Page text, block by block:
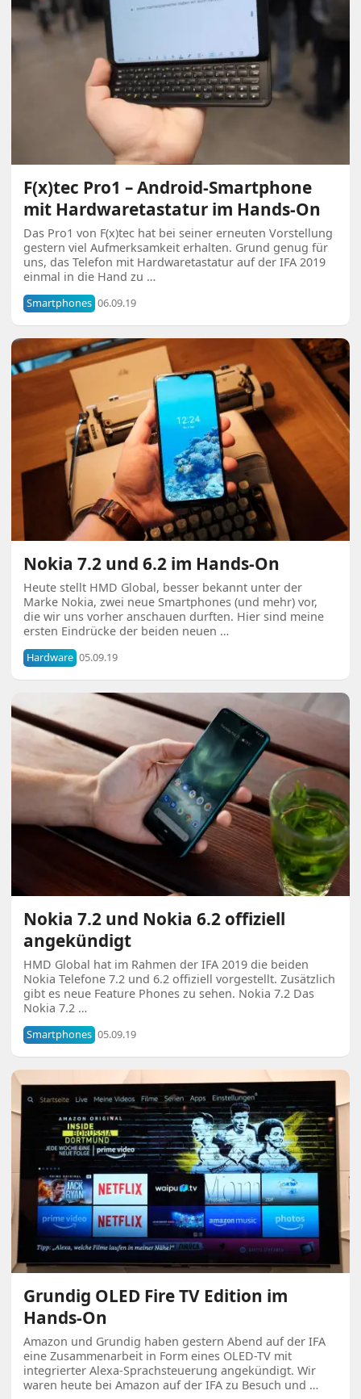
F(x)tec Pro1 – Android-Smartphone
mit Hardwaretastatur im Hands-On
Das Pro1 von F(x)tec hat bei seiner erneuten Vorstellung
gestern viel Aufmerksamkeit erhalten. Grund genug für
uns, das Telefon mit Hardwaretastatur auf der IFA 2019
einmal in die Hand zu …
Smartphones 06.09.19
Nokia 7.2 und 6.2 im Hands-On
Heute stellt HMD Global, besser bekannt unter der
Marke Nokia, zwei neue Smartphones (und mehr) vor,
die wir uns vorher anschauen durften. Hier sind meine
ersten Eindrücke der beiden neuen …
Hardware 05.09.19
Nokia 7.2 und Nokia 6.2 offiziell
angekündigt
HMD Global hat im Rahmen der IFA 2019 die beiden
Nokia Telefone 7.2 und 6.2 offiziell vorgestellt. Zusätzlich
gibt es neue Feature Phones zu sehen. Nokia 7.2 Das
Nokia 7.2 …
Smartphones 05.09.19
Grundig OLED Fire TV Edition im
Hands-On
Amazon und Grundig haben gestern Abend auf der IFA
eine Zusammenarbeit in Form eines OLED-TV mit
integrierter Alexa-Sprachsteuerung angekündigt. Wir
waren heute bei Amazon auf der IFA zu Besuch und …